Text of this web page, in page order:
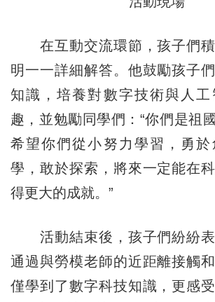
在互動交流環節，孩子們積
明一一詳細解答。他鼓勵孩子
知識，培養對數字技術與人
趣，並勉勵同學們：“你們是祖
希望你們從小努力學習，勇
學，敢於探索，將來一定能在
得更大的成就。”
活動結束後，孩子們紛紛表
通過與勞模老師的近距離接觸
僅學到了數字科技知識，更感